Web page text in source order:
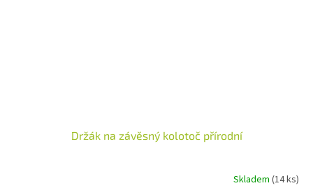
Držák na závěsný kolotoč přírodní
Skladem (14 ks)